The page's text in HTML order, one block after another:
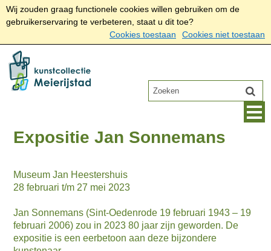
Wij zouden graag functionele cookies willen gebruiken om de
gebruikerservaring te verbeteren, staat u dit toe?
Cookies toestaan
Cookies niet toestaan
Expositie Jan Sonnemans
Museum Jan Heestershuis
28 februari t/m 27 mei 2023
Jan Sonnemans (Sint-Oedenrode 19 februari 1943 – 19
februari 2006) zou in 2023 80 jaar zijn geworden. De
expositie is een eerbetoon aan deze bijzondere